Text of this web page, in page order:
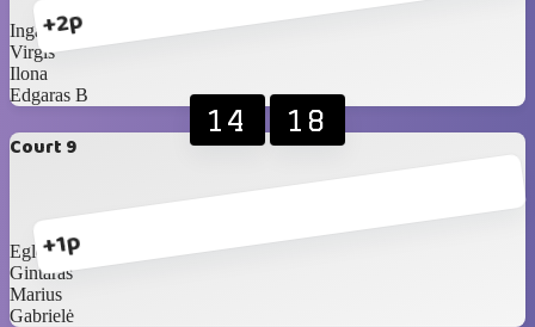
+2p
Inga J
Virgis
Ilona
Edgaras B
Court 9
+1p
14 18
Eglė
Gintaras
Marius
Gabrielė